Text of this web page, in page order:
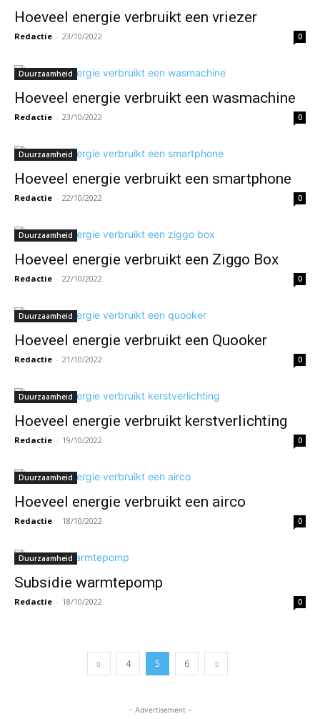
Hoeveel energie verbruikt een vriezer
Redactie - 23/10/2022 0
Duurzaamheid
Hoeveel energie verbruikt een wasmachine
Redactie - 23/10/2022 0
Duurzaamheid
Hoeveel energie verbruikt een smartphone
Redactie - 22/10/2022 0
Duurzaamheid
Hoeveel energie verbruikt een Ziggo Box
Redactie - 22/10/2022 0
Duurzaamheid
Hoeveel energie verbruikt een Quooker
Redactie - 21/10/2022 0
Duurzaamheid
Hoeveel energie verbruikt kerstverlichting
Redactie - 19/10/2022 0
Duurzaamheid
Hoeveel energie verbruikt een airco
Redactie - 18/10/2022 0
Duurzaamheid
Subsidie warmtepomp
Redactie - 18/10/2022 0
4 5 6
- Advertisement -